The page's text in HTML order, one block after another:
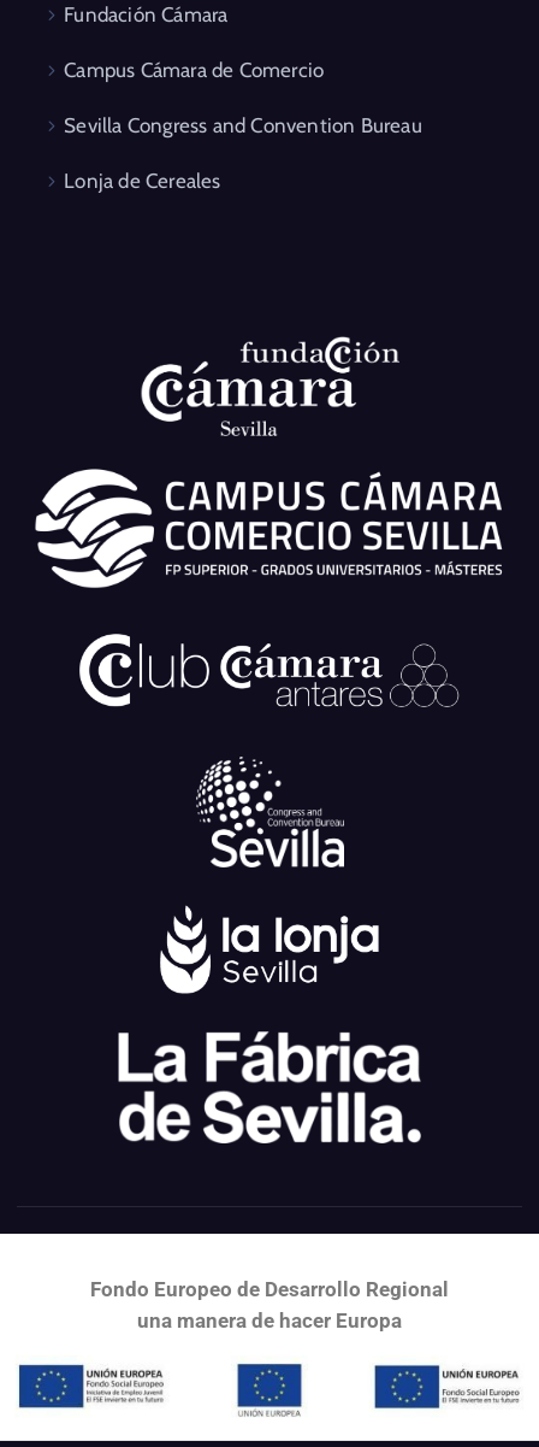
Fundación Cámara
Campus Cámara de Comercio
Sevilla Congress and Convention Bureau
Lonja de Cereales
Fondo Europeo de Desarrollo Regional
una manera de hacer Europa